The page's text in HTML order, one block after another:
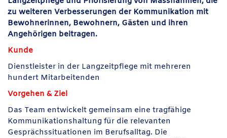
zu weiteren Verbesserungen der Kommunikation mit
Bewohnerinnen, Bewohnern, Gästen und ihren
Angehörigen beitragen.
Kunde
Dienstleister in der Langzeitpflege mit mehreren
hundert Mitarbeitenden
Vorgehen & Ziel
Das Team entwickelt gemeinsam eine tragfähige
Kommunikationshaltung für die relevanten
Gesprächssituationen im Berufsalltag. Die